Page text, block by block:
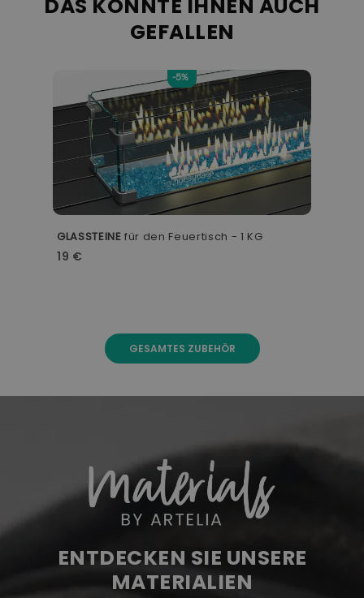
DAS KÖNNTE IHNEN AUCH
GEFALLEN
-5%
GLASSTEINE für den Feuertisch - 1 KG
19 €
GESAMTES ZUBEHÖR
ENTDECKEN SIE UNSERE
MATERIALIEN